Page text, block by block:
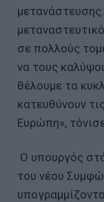
σε πολλούς
να τους
θέλουμε τα
κατευθύνουν
Ευρώπη»,
Ο υπουργός
του νέου